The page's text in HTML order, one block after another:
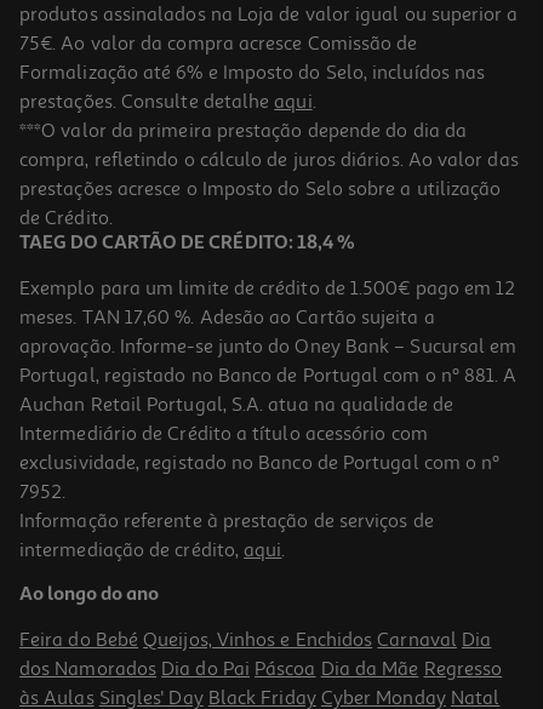
Câmera Instantânea Canal Toys
19.99 €/un
19,99 €
Estúdio Photo Creator
39.99 €/un
39,99 €
produtos assinalados na Loja de valor igual ou superior a
75€. Ao valor da compra acresce Comissão de
Formalização até 6% e Imposto do Selo, incluídos nas
prestações. Consulte detalhe aqui.
***O valor da primeira prestação depende do dia da
compra, refletindo o cálculo de juros diários. Ao valor das
prestações acresce o Imposto do Selo sobre a utilização
de Crédito.
TAEG DO CARTÃO DE CRÉDITO: 18,4 %
Exemplo para um limite de crédito de 1.500€ pago em 12
meses. TAN 17,60 %. Adesão ao Cartão sujeita a
aprovação. Informe-se junto do Oney Bank – Sucursal em
Portugal, registado no Banco de Portugal com o nº 881. A
Auchan Retail Portugal, S.A. atua na qualidade de
Intermediário de Crédito a título acessório com
exclusividade, registado no Banco de Portugal com o nº
7952.
Informação referente à prestação de serviços de
intermediação de crédito, aqui.
Ao longo do ano
Feira do Bebé Queijos, Vinhos e Enchidos Carnaval Dia
dos Namorados Dia do Pai Páscoa Dia da Mãe Regresso
às Aulas Singles' Day Black Friday Cyber Monday Natal